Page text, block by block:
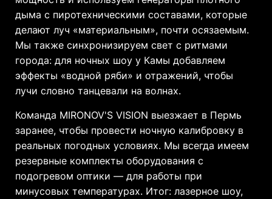
дыма с пиротехническими составами, которые
делают луч «материальным», почти осязаемым.
Мы также синхронизируем свет с ритмами
города: для ночных шоу у Камы добавляем
эффекты «водной ряби» и отражений, чтобы
лучи словно танцевали на волнах.
Команда MIRONOV'S VISION выезжает в Пермь
заранее, чтобы провести ночную калибровку в
реальных погодных условиях. Мы всегда имеем
резервные комплекты оборудования с
подогревом оптики — для работы при
минусовых температурах. Итог: лазерное шоу,